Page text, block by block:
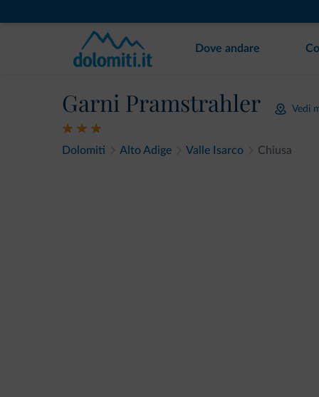
Dove andare
Garni Pramstrahler Vedi
Dolomiti Alto Adige Valle Isarco Chiusa